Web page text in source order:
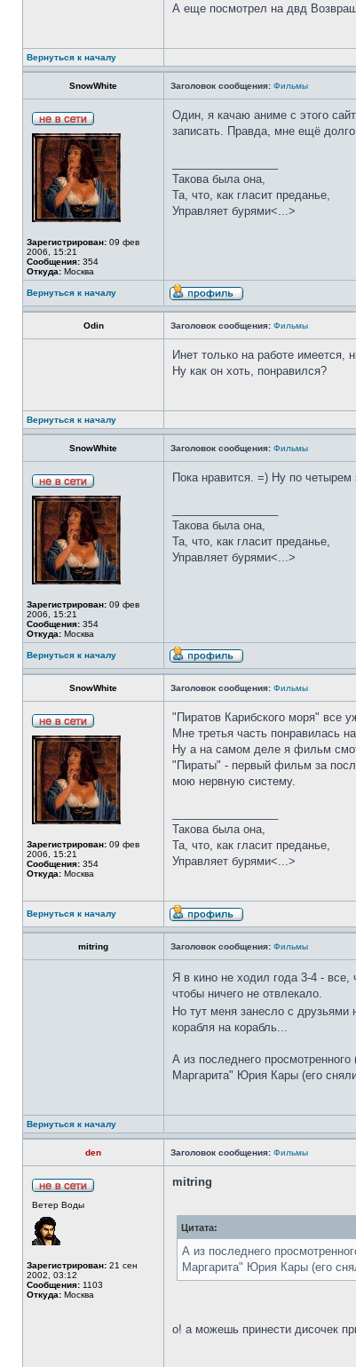
А еще посмотрел на двд
Вернуться к началу
SnowWhite Заголовок сообщения: Фильмы
Зарегистрирован: 09 фев
2006, 15:21
Сообщения: 354
Откуда: Москва
Один, я качаю аниме с этого
записать. Правда, мне ещё
Такова была она,
Та, что, как гласит преданье,
Управляет бурями<...>
Вернуться к началу
Odin Заголовок сообщения: Фильмы
Инет только на работе имеется,
Ну как он хоть, понравился?
Вернуться к началу
SnowWhite Заголовок сообщения: Фильмы
Зарегистрирован: 09 фев
2006, 15:21
Сообщения: 354
Откуда: Москва
Пока нравится. =) Ну по
Такова была она,
Та, что, как гласит преданье,
Управляет бурями<...>
Вернуться к началу
SnowWhite Заголовок сообщения: Фильмы
Зарегистрирован: 09 фев
2006, 15:21
Сообщения: 354
Откуда: Москва
"Пиратов Карибского моря" все
Мне третья часть понравилась
Ну а на самом деле я фильм
"Пираты" - первый фильм за
мою нервную систему.
Такова была она,
Та, что, как гласит преданье,
Управляет бурями<...>
Вернуться к началу
mitring Заголовок сообщения: Фильмы
Я в кино не ходил года 3-4 - все,
чтобы ничего не отвлекало.
Но тут меня занесло с друзьями
корабля на корабль...
А из последнего
Маргарита" Юрия Кары (его
Вернуться к началу
den Заголовок сообщения: Фильмы
Ветер Воды
Зарегистрирован: 21 сен
2002, 03:12
Сообщения: 1103
Откуда: Москва
mitring
Цитата:
А из последнего
Маргарита" Юрия Кары (его
о! а можешь принести дисочек